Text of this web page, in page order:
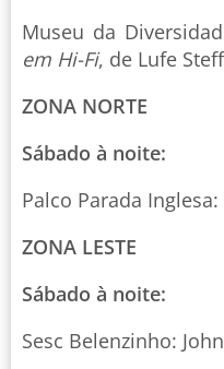
Museu da
em Hi-Fi, de Lufe
ZONA NORTE
Sábado à noite:
Palco Parada
ZONA LESTE
Sábado à noite:
Sesc Belenzinho: